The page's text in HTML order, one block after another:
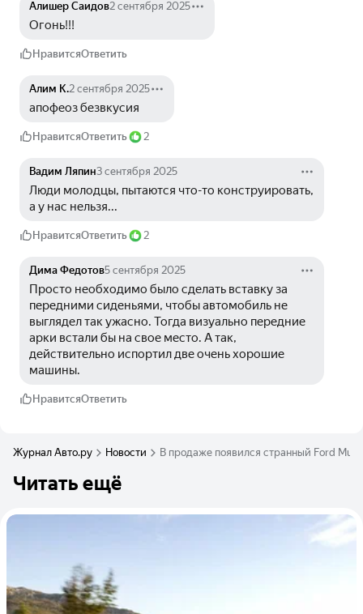
Алишер Саидов2 сентября 2025
Огонь!!!
НравитсяОтветить
Алим К.2 сентября 2025
апофеоз безвкусия
НравитсяОтветить 2
Вадим Ляпин3 сентября 2025
Люди молодцы, пытаются что-то конструировать,
а у нас нельзя...
НравитсяОтветить 2
Дима Федотов5 сентября 2025
Просто необходимо было сделать вставку за
передними сиденьями, чтобы автомобиль не
выглядел так ужасно. Тогда визуально передние
арки встали бы на свое место. А так,
действительно испортил две очень хорошие
машины.
НравитсяОтветить
Журнал Авто.ру Новости В продаже появился странный Ford
Читать ещё